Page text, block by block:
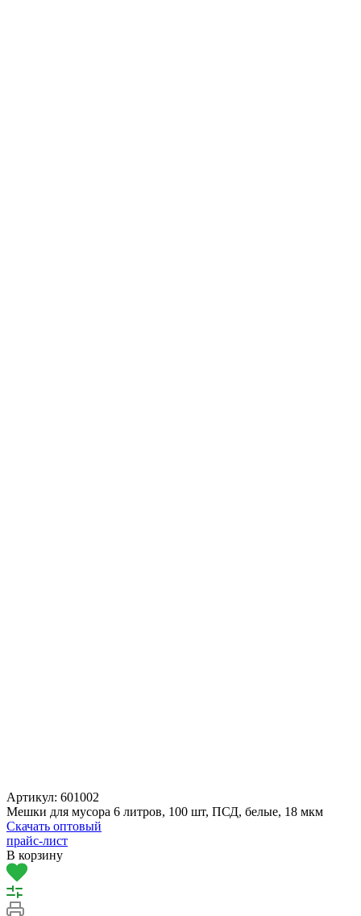
Артикул: 601002
Мешки для мусора 6 литров, 100 шт, ПСД, белые, 18 мкм
Скачать оптовый
прайс-лист
В корзину